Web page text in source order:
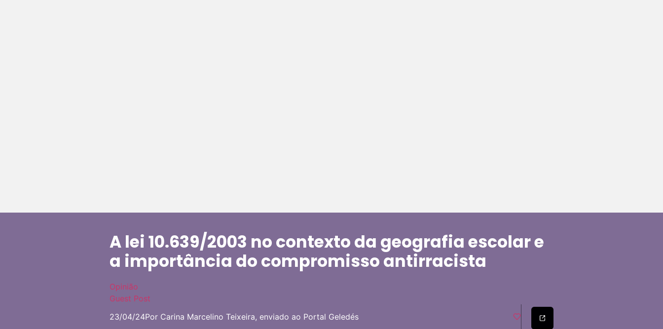
A lei 10.639/2003 no contexto da geografia escolar e
a importância do compromisso antirracista
Opinião
Guest Post
23/04/24Por Carina Marcelino Teixeira, enviado ao Portal Geledés